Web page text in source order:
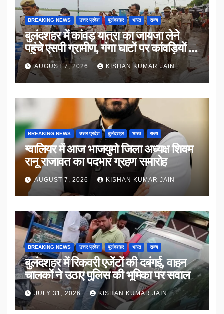
BREAKING NEWS उत्तर प्रदेश बुलंदशहर भारत राज्य
बुलंदशहर में कांवड़ यात्रा का जायजा लेने
पहुंचे एसपी ग्रामीण, गंगा घाटों पर कांवड़ियों से
किया संवाद
AUGUST 7, 2026 KISHAN KUMAR JAIN
BREAKING NEWS उत्तर प्रदेश बुलंदशहर भारत राज्य
ग्वालियर में आज भाजयुमो जिला अध्यक्ष शिवम
रानू राजावत का पदभार ग्रहण समारोह
AUGUST 7, 2026 KISHAN KUMAR JAIN
BREAKING NEWS उत्तर प्रदेश बुलंदशहर भारत राज्य
बुलंदशहर में रिकवरी एजेंटों की दबंगई, वाहन
चालकों ने उठाए पुलिस की भूमिका पर सवाल
JULY 31, 2026 KISHAN KUMAR JAIN